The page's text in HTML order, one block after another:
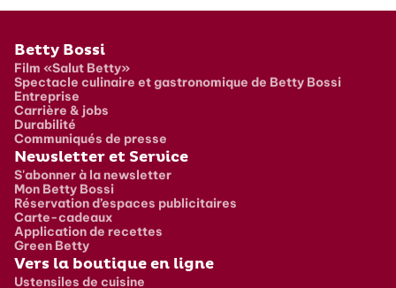
Pied de page
Betty Bossi
Film «Salut Betty»
Spectacle culinaire et gastronomique de Betty Bossi
Entreprise
Carrière & jobs
Durabilité
Communiqués de presse
Newsletter et Service
S'abonner à la newsletter
Mon Betty Bossi
Réservation d’espaces publicitaires
Carte-cadeaux
Application de recettes
Green Betty
Vers la boutique en ligne
Ustensiles de cuisine